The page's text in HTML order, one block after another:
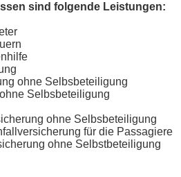
sind folgende Leistungen:
ohne Selbsbeteiligung
Selbsbeteiligung
ohne Selbsbeteiligung
für die Passagiere
ohne Selbstbeteiligung